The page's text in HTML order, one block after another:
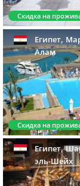
Скидка на
Египет,
Алам
Скидка на
Египет,
эль-Шейх